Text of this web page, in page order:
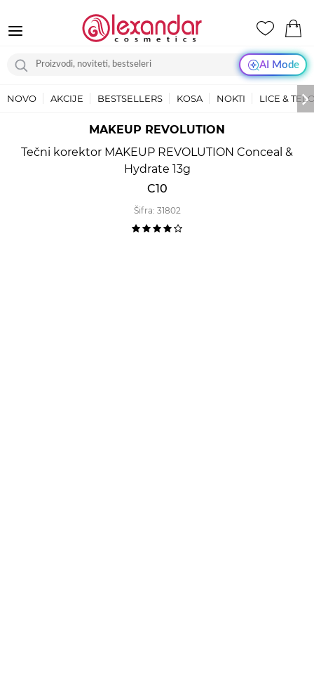
AI Mode
NOVO AKCIJE BESTSELLERS KOSA NOKTI LICE &
MAKEUP REVOLUTION
Tečni korektor MAKEUP REVOLUTION Conceal &
Hydrate 13g
C10
Šifra: 31802